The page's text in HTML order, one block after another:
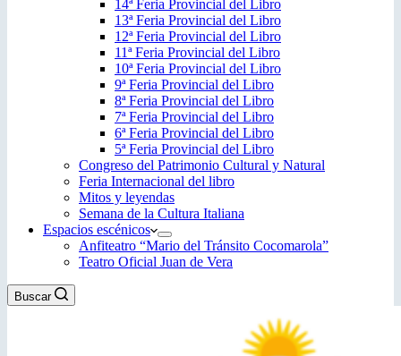
14ª Feria Provincial del Libro
13ª Feria Provincial del Libro
12ª Feria Provincial del Libro
11ª Feria Provincial del Libro
10ª Feria Provincial del Libro
9ª Feria Provincial del Libro
8ª Feria Provincial del Libro
7ª Feria Provincial del Libro
6ª Feria Provincial del Libro
5ª Feria Provincial del Libro
Congreso del Patrimonio Cultural y Natural
Feria Internacional del libro
Mitos y leyendas
Semana de la Cultura Italiana
Espacios escénicos
Anfiteatro “Mario del Tránsito Cocomarola”
Teatro Oficial Juan de Vera
Buscar